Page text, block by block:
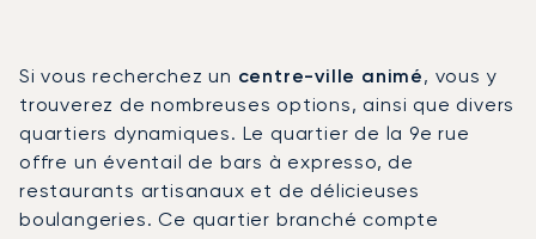
Si vous recherchez un centre-ville animé, vous y
trouverez de nombreuses options, ainsi que divers
quartiers dynamiques. Le quartier de la 9e rue
offre un éventail de bars à expresso, de
restaurants artisanaux et de délicieuses
boulangeries. Ce quartier branché compte